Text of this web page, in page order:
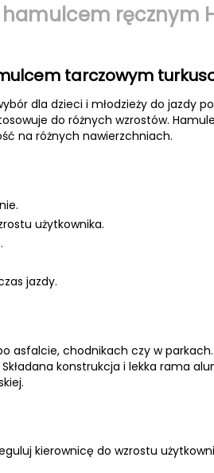
hamulcem ręcznym
tarczowym
dla dzieci i młodzieży do jazdy
do różnych wzrostów.
na różnych nawierzchniach.
użytkownika.
jazdy.
asfalcie, chodnikach czy w
konstrukcja i lekka rama
kierownicę do wzrostu